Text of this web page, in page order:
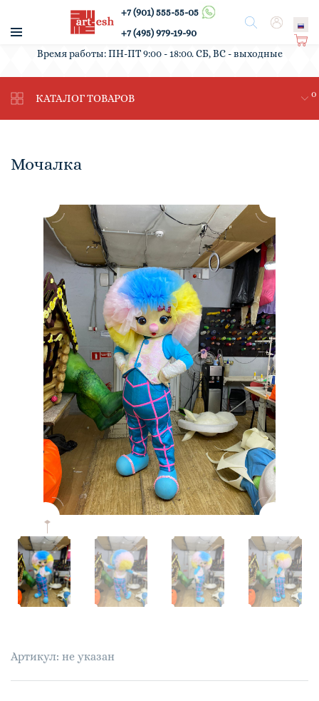
Поиск
+7 (901) 555-55-05
+7 (495) 979-19-90
Ко
ин
а
0
Вход
/
Время работы: ПН-ПТ 9:00 - 18:00. СБ, ВС - выходные
КАТАЛОГ ТОВАРОВ
Мочалка
Артикул: не указан